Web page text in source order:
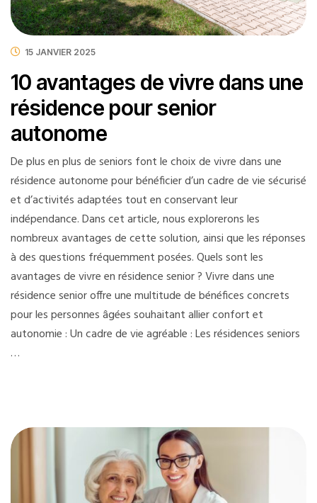
15 JANVIER 2025
10 avantages de vivre dans une
résidence pour senior
autonome
De plus en plus de seniors font le choix de vivre dans une
résidence autonome pour bénéficier d’un cadre de vie sécurisé
et d’activités adaptées tout en conservant leur
indépendance. Dans cet article, nous explorerons les
nombreux avantages de cette solution, ainsi que les réponses
à des questions fréquemment posées. Quels sont les
avantages de vivre en résidence senior ? Vivre dans une
résidence senior offre une multitude de bénéfices concrets
pour les personnes âgées souhaitant allier confort et
autonomie : Un cadre de vie agréable : Les résidences seniors
…